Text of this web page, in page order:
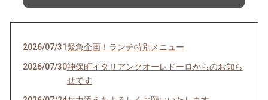
2026/07/31 緊急企画！ランチ特別メニュー
2026/07/30神保町イタリアンクオーレドーロからのお知ら
せです